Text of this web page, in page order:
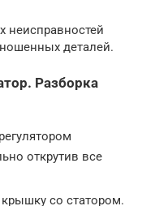
неисправностей
деталей.
Разборка
открутив все
со статором.